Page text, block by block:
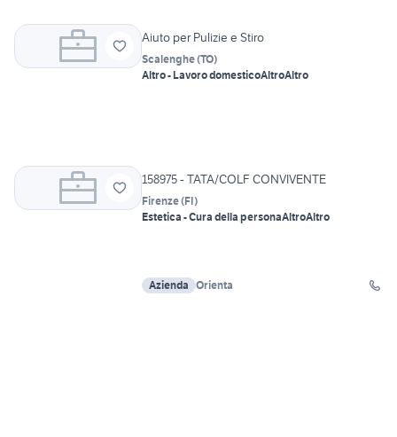
Aiuto per Pulizie e Stiro
Scalenghe(TO)
Altro - Lavoro domesticoAltroAltro
158975 - TATA/COLF CONVIVENTE
Firenze(FI)
Estetica - Cura della personaAltroAltro
Azienda Orienta